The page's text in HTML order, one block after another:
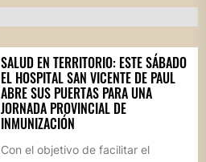
SALUD EN TERRITORIO: ESTE SÁBADO
EL HOSPITAL SAN VICENTE DE PAUL
ABRE SUS PUERTAS PARA UNA
JORNADA PROVINCIAL DE
INMUNIZACIÓN
Con el objetivo de facilitar el